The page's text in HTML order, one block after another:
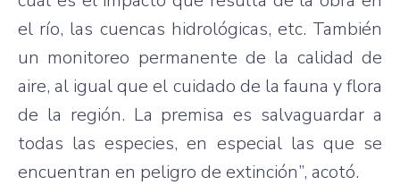
el río, las cuencas hidrológicas, etc. También
un monitoreo permanente de la calidad de
aire, al igual que el cuidado de la fauna y flora
de la región. La premisa es salvaguardar a
todas las especies, en especial las que se
encuentran en peligro de extinción”, acotó.